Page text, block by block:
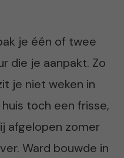
je één of twee
die je aanpakt. Zo
je niet weken in
toch een frisse,
afgelopen zomer
Ward bouwde in